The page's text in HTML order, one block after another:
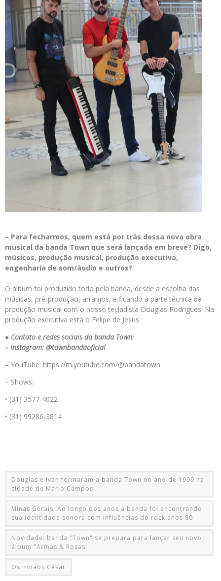
– Para fecharmos, quem está por trás dessa nova obra
musical da banda Town que será lançada em breve? Digo,
músicos, produção musical, produção executiva,
engenharia de som/áudio e outros?
O álbum foi produzido todo pela banda, desde a escolha das
músicas, pré-produção, arranjos, e ficando a parte técnica da
produção musical com o nosso tecladista Douglas Rodrigues. Na
produção executiva está o Felipe de Jesus.
● Contato e redes sociais da banda Town:
– Instagram: @townbandaoficial
– YouTube: https://m.youtube.com/@bandatown
– Shows:
• (31) 3577-4022
• (31) 99286-3814
Douglas e Ivan formaram a banda Town no ano de 1999 na
cidade de Mário Campos
Minas Gerais. Ao longo dos anos a banda foi encontrando
sua identidade sonora com influências do rock anos 80
Novidade: banda "Town" se prepara para lançar seu novo
álbum "Armas & Rosas"
Os irmãos César